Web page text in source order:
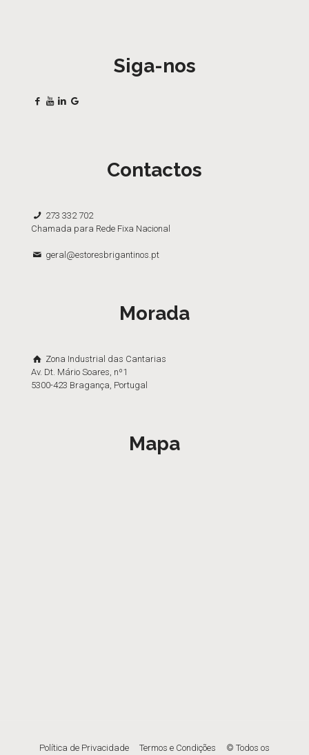
Siga-nos
Contactos
273 332 702
Chamada para Rede Fixa Nacional
geral@estoresbrigantinos.pt
Morada
Zona Industrial das Cantarias
Av. Dt. Mário Soares, nº1
5300-423 Bragança, Portugal
Mapa
Política de Privacidade Termos e Condições © Todos os